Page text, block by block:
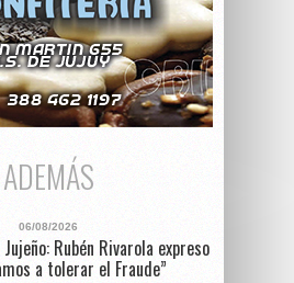
ADEMÁS
06/08/2026
Rubén Rivarola expreso
a tolerar el Fraude”